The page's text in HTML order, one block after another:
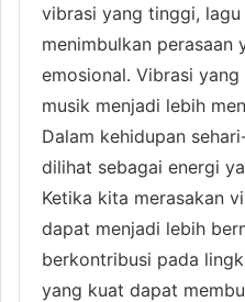
vibrasi yang tinggi,
menimbulkan perasaan
emosional. Vibrasi
musik menjadi lebih
Dalam kehidupan
dilihat sebagai energi
Ketika kita merasakan
dapat menjadi lebih
berkontribusi pada
yang kuat dapat